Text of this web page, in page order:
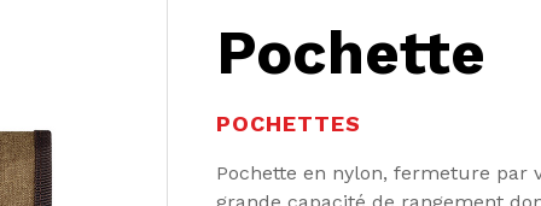
Pochette
POCHETTES
Pochette en nylon, fermeture par